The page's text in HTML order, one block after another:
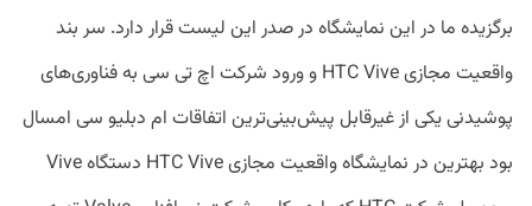
برگزیده ما در این نمایشگاه در صدر این لیست قرار دارد. سر بند
واقعیت مجازی HTC Vive و ورود شرکت اچ تی سی به فناوری‌های
پوشیدنی یکی از غیرقابل پیش‌بینی‌ترین اتفاقات ام دبلیو سی امسال
بود بهترین در نمایشگاه واقعیت مجازی HTC Vive دستگاه Vive